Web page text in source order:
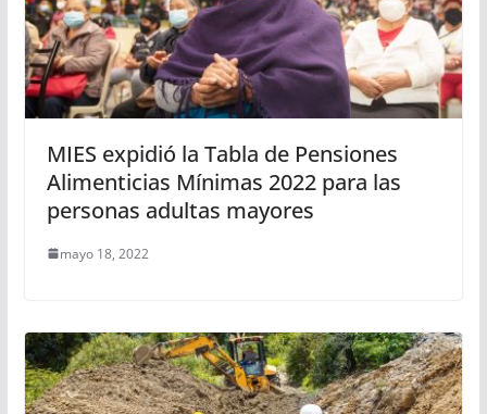
MIES expidió la Tabla de Pensiones
Alimenticias Mínimas 2022 para las
personas adultas mayores
mayo 18, 2022